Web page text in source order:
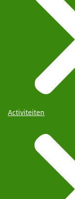
Activiteiten